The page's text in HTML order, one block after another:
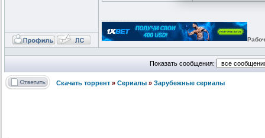
Показать сообщения:
Скачать торрент » Сериалы » Зарубежные сериалы